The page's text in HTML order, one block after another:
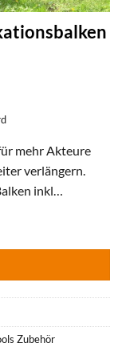
mehr Akteure
verlängern.
inkl…
Zubehör